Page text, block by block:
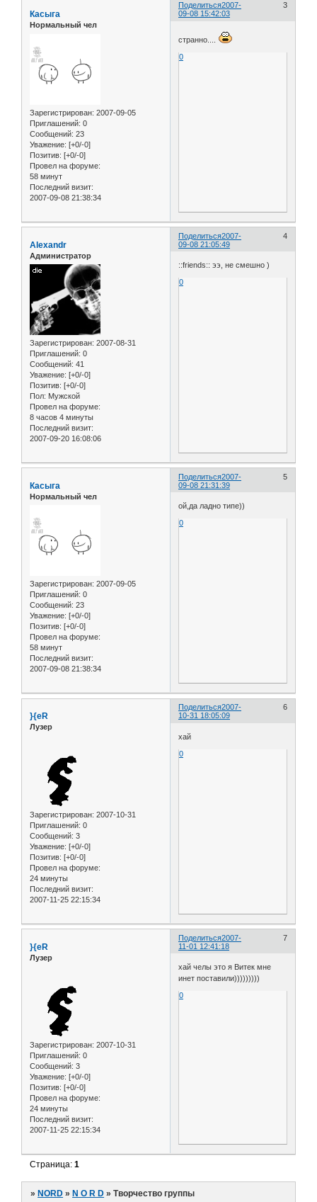
Поделиться 3
2007-
09-08 15:42:03
Касыга
Нормальный чел
Зарегистрирован: 2007-09-05
Приглашений: 0
Сообщений: 23
Уважение: [+0/-0]
Позитив: [+0/-0]
Провел на форуме:
58 минут
Последний визит:
2007-09-08 21:38:34
странно....
0
Поделиться 4
2007-
09-08 21:05:49
Alexandr
Администратор
Зарегистрирован: 2007-08-31
Приглашений: 0
Сообщений: 41
Уважение: [+0/-0]
Позитив: [+0/-0]
Пол: Мужской
Провел на форуме:
8 часов 4 минуты
Последний визит:
2007-09-20 16:08:06
::friends:: ээ, не смешно )
0
Поделиться 5
2007-
09-08 21:31:39
Касыга
Нормальный чел
Зарегистрирован: 2007-09-05
Приглашений: 0
Сообщений: 23
Уважение: [+0/-0]
Позитив: [+0/-0]
Провел на форуме:
58 минут
Последний визит:
2007-09-08 21:38:34
ой,да ладно типе))
0
Поделиться 6
2007-
10-31 18:05:09
}{eR
Лузер
Зарегистрирован: 2007-10-31
Приглашений: 0
Сообщений: 3
Уважение: [+0/-0]
Позитив: [+0/-0]
Провел на форуме:
24 минуты
Последний визит:
2007-11-25 22:15:34
хай
0
Поделиться 7
2007-
11-01 12:41:18
}{eR
Лузер
Зарегистрирован: 2007-10-31
Приглашений: 0
Сообщений: 3
Уважение: [+0/-0]
Позитив: [+0/-0]
Провел на форуме:
24 минуты
Последний визит:
2007-11-25 22:15:34
хай челы это я Витек мне
инет поставили)))))))))
0
Страница:1
» NORD » N O R D »Творчество группы